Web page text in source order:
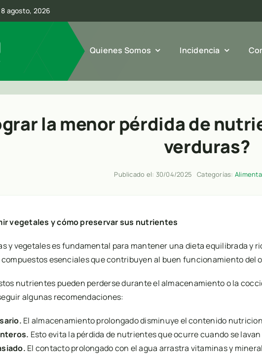
agosto, 2026
Quienes Somos Incidencia
la menor pérdida de
verduras?
Publicado el: 30/04/2025 Categorías:
vegetales y cómo preservar sus nutrientes
y vegetales es fundamental para mantener una dieta equilibrada
esenciales que contribuyen al buen funcionamiento del
nutrientes pueden perderse durante el almacenamiento o la
algunas recomendaciones:
El almacenamiento prolongado disminuye el contenido
Esto evita la pérdida de nutrientes que ocurre cuando se
El contacto prolongado con el agua arrastra vitaminas y